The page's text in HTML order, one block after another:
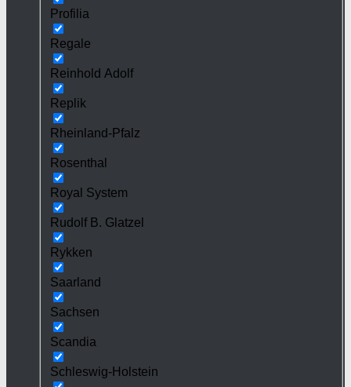
Profilia
Regale
Reinhold Adolf
Replik
Rheinland-Pfalz
Rosenthal
Royal System
Rudolf B. Glatzel
Rykken
Saarland
Sachsen
Scandia
Schleswig-Holstein